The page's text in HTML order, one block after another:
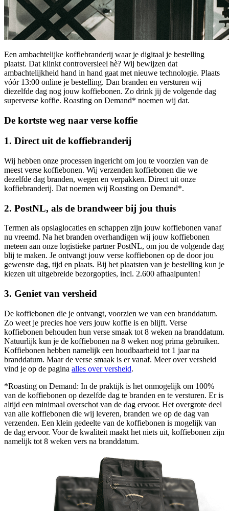
Een ambachtelijke koffiebranderij waar je digitaal je bestelling
plaatst. Dat klinkt controversieel hè? Wij bewijzen dat
ambachtelijkheid hand in hand gaat met nieuwe technologie. Plaats
vóór 13:00 online je bestelling. Dan branden en versturen wij
diezelfde dag nog jouw koffiebonen. Zo drink jij de volgende dag
superverse koffie. Roasting on Demand* noemen wij dat.
De kortste weg naar verse koffie
1. Direct uit de koffiebranderij
Wij hebben onze processen ingericht om jou te voorzien van de
meest verse koffiebonen. Wij verzenden koffiebonen die we
dezelfde dag branden, wegen en verpakken. Direct uit onze
koffiebranderij. Dat noemen wij Roasting on Demand*.
2. PostNL, als de brandweer bij jou thuis
Termen als opslaglocaties en schappen zijn jouw koffiebonen vanaf
nu vreemd. Na het branden overhandigen wij jouw koffiebonen
meteen aan onze logistieke partner PostNL, om jou de volgende dag
blij te maken. Je ontvangt jouw verse koffiebonen op de door jou
gewenste dag, tijd en plaats. Bij het plaatsten van je bestelling kun je
kiezen uit uitgebreide bezorgopties, incl. 2.600 afhaalpunten!
3. Geniet van versheid
De koffiebonen die je ontvangt, voorzien we van een branddatum.
Zo weet je precies hoe vers jouw koffie is en blijft. Verse
koffiebonen behouden hun verse smaak tot 8 weken na branddatum.
Natuurlijk kun je de koffiebonen na 8 weken nog prima gebruiken.
Koffiebonen hebben namelijk een houdbaarheid tot 1 jaar na
branddatum. Maar de verse smaak is er vanaf. Meer over versheid
vind je op de pagina alles over versheid.
*Roasting on Demand: In de praktijk is het onmogelijk om 100%
van de koffiebonen op dezelfde dag te branden en te versturen. Er is
altijd een minimaal overschot van de dag ervoor. Het overgrote deel
van alle koffiebonen die wij leveren, branden we op de dag van
verzenden. Een klein gedeelte van de koffiebonen is mogelijk van
de dag ervoor. Voor de kwaliteit maakt het niets uit, koffiebonen zijn
namelijk tot 8 weken vers na branddatum.